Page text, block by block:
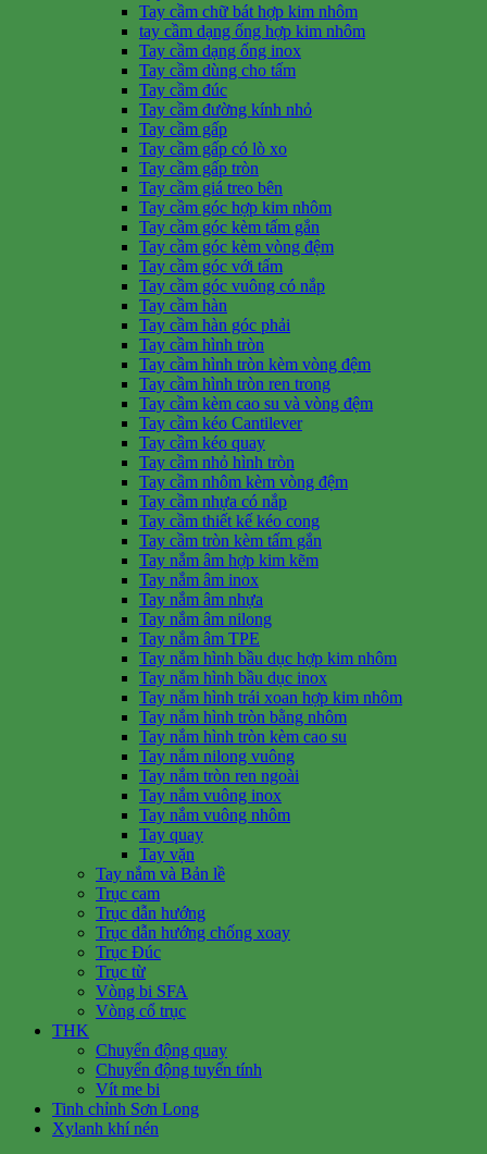
Tay cầm chữ bát hợp kim nhôm
tay cầm dạng ống hợp kim nhôm
Tay cầm dạng ống inox
Tay cầm dùng cho tấm
Tay cầm đúc
Tay cầm đường kính nhỏ
Tay cầm gấp
Tay cầm gấp có lò xo
Tay cầm gấp tròn
Tay cầm giá treo bên
Tay cầm góc hợp kim nhôm
Tay cầm góc kèm tấm gắn
Tay cầm góc kèm vòng đệm
Tay cầm góc với tấm
Tay cầm góc vuông có nắp
Tay cầm hàn
Tay cầm hàn góc phải
Tay cầm hình tròn
Tay cầm hình tròn kèm vòng đệm
Tay cầm hình tròn ren trong
Tay cầm kèm cao su và vòng đệm
Tay cầm kéo Cantilever
Tay cầm kéo quay
Tay cầm nhỏ hình tròn
Tay cầm nhôm kèm vòng đệm
Tay cầm nhựa có nắp
Tay cầm thiết kế kéo cong
Tay cầm tròn kèm tấm gắn
Tay nắm âm hợp kim kẽm
Tay nắm âm inox
Tay nắm âm nhựa
Tay nắm âm nilong
Tay nắm âm TPE
Tay nắm hình bầu dục hợp kim nhôm
Tay nắm hình bầu dục inox
Tay nắm hình trái xoan hợp kim nhôm
Tay nắm hình tròn bằng nhôm
Tay nắm hình tròn kèm cao su
Tay nắm nilong vuông
Tay nắm tròn ren ngoài
Tay nắm vuông inox
Tay nắm vuông nhôm
Tay quay
Tay vặn
Tay nắm và Bản lề
Trục cam
Trục dẫn hướng
Trục dẫn hướng chống xoay
Trục Đúc
Trục từ
Vòng bi SFA
Vòng cổ trục
THK
Chuyển động quay
Chuyển động tuyến tính
Vít me bi
Tinh chỉnh Sơn Long
Xylanh khí nén